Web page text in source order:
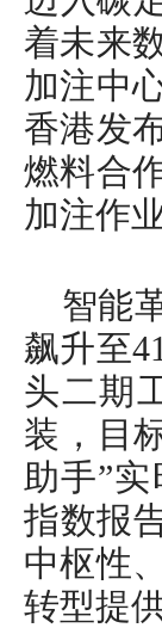
着未来
加注中
香港发
燃料合
加注作
智能
飙升至
头二期
装，目
助手”
指数报
中枢性
转型提